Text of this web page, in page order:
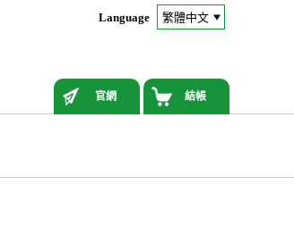
Language
官網 結帳